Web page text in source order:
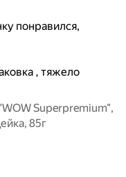
понравился,
, тяжело
Superpremium",
85г